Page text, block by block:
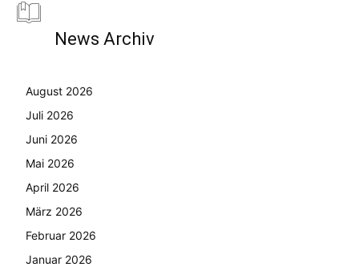
News Archiv
August 2026
Juli 2026
Juni 2026
Mai 2026
April 2026
März 2026
Februar 2026
Januar 2026